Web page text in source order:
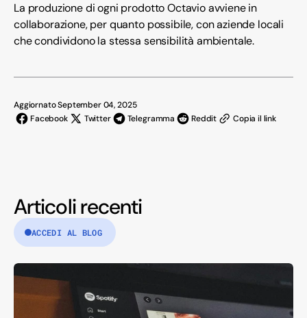
La produzione di ogni prodotto Octavio avviene in
collaborazione, per quanto possibile, con aziende locali
che condividono la stessa sensibilità ambientale.
Aggiornato September 04, 2025
Facebook
Twitter Telegramma Reddit Copia il link
Articoli recenti
ACCEDI AL BLOG